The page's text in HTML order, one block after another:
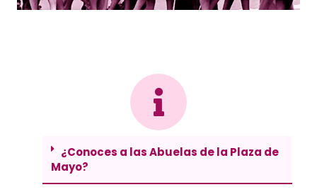
¿Conoces a las Abuelas de la Plaza de
Mayo?